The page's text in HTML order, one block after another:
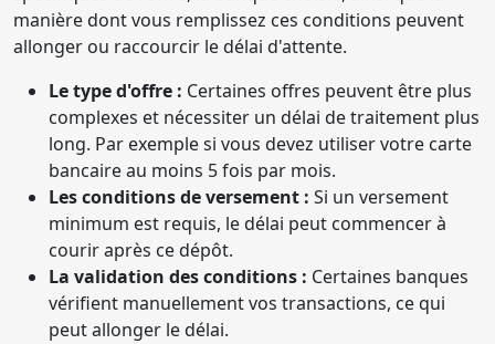
manière dont vous remplissez ces conditions peuvent
allonger ou raccourcir le délai d'attente.
Le type d'offre : Certaines offres peuvent être plus
complexes et nécessiter un délai de traitement plus
long. Par exemple si vous devez utiliser votre carte
bancaire au moins 5 fois par mois.
Les conditions de versement : Si un versement
minimum est requis, le délai peut commencer à
courir après ce dépôt.
La validation des conditions : Certaines banques
vérifient manuellement vos transactions, ce qui
peut allonger le délai.